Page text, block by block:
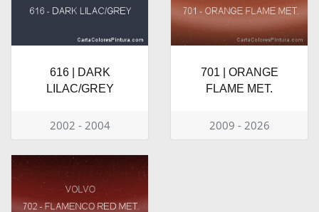
616 | DARK
LILAC/GREY
2002 - 2004
701 | ORANGE
FLAME MET.
2009 - 2026